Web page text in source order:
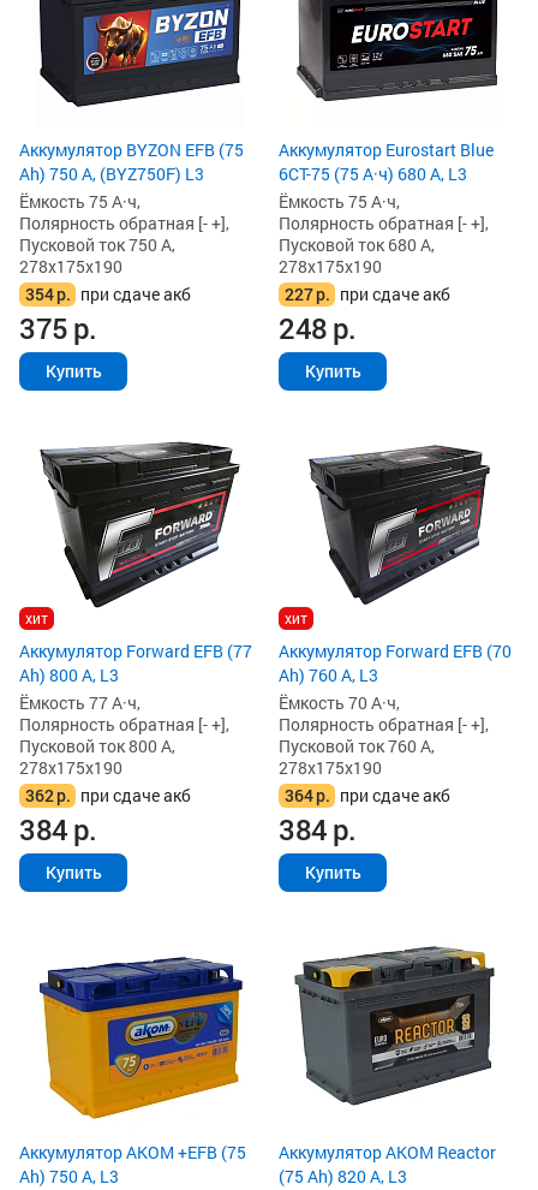
Аккумулятор BYZON EFB (75
Ah) 750 А, (BYZ750F) L3
Ёмкость 75 А·ч,
Полярность обратная [- +],
Пусковой ток 750 А,
278x175x190
354р. при сдаче акб
375р.
Купить
Аккумулятор Eurostart Blue
6CT-75 (75 А·ч) 680 А, L3
Ёмкость 75 А·ч,
Полярность обратная [- +],
Пусковой ток 680 А,
278x175x190
227р. при сдаче акб
248р.
Купить
хит
Аккумулятор Forward EFB (77
Ah) 800 А, L3
Ёмкость 77 А·ч,
Полярность обратная [- +],
Пусковой ток 800 А,
278x175x190
362р. при сдаче акб
384р.
Купить
хит
Аккумулятор Forward EFB (70
Ah) 760 А, L3
Ёмкость 70 А·ч,
Полярность обратная [- +],
Пусковой ток 760 А,
278x175x190
364р. при сдаче акб
384р.
Купить
Аккумулятор AKOM +EFB (75
Ah) 750 А, L3
Аккумулятор AKOM Reactor
(75 Ah) 820 А, L3